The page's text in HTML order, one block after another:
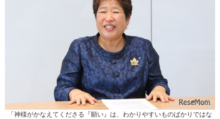
「神様がかなえてくださる『願い』は、わかりやすいものばかりではな